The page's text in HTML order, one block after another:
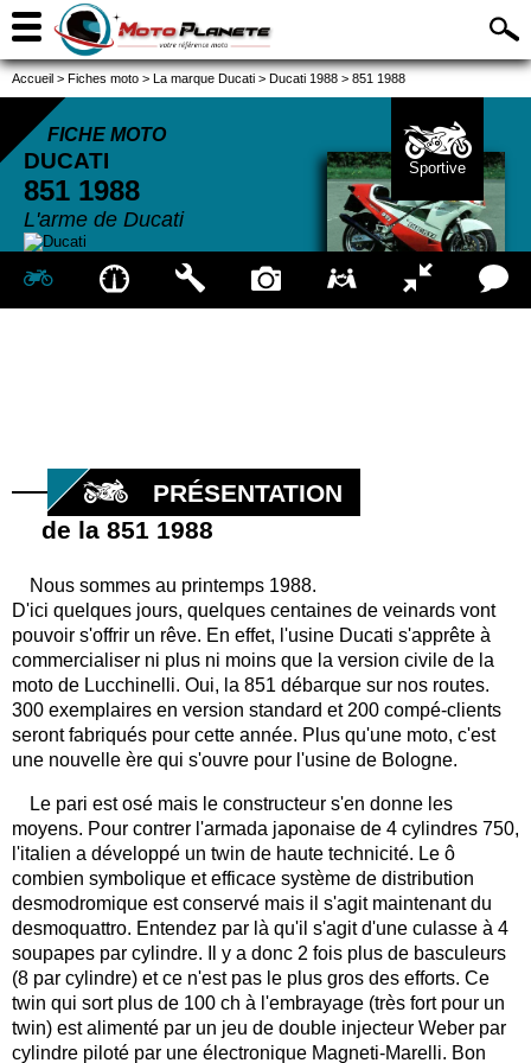
Accueil > Fiches moto > La marque Ducati > Ducati 1988 > 851 1988
FICHE MOTO
DUCATI
851 1988
L'arme de Ducati
Sportive
PRÉSENTATION
de la 851 1988
Nous sommes au printemps 1988.
D'ici quelques jours, quelques centaines de veinards vont
pouvoir s'offrir un rêve. En effet, l'usine Ducati s'apprête à
commercialiser ni plus ni moins que la version civile de la
moto de Lucchinelli. Oui, la 851 débarque sur nos routes.
300 exemplaires en version standard et 200 compé-clients
seront fabriqués pour cette année. Plus qu'une moto, c'est
une nouvelle ère qui s'ouvre pour l'usine de Bologne.
Le pari est osé mais le constructeur s'en donne les
moyens. Pour contrer l'armada japonaise de 4 cylindres 750,
l'italien a développé un twin de haute technicité. Le ô
combien symbolique et efficace système de distribution
desmodromique est conservé mais il s'agit maintenant du
desmoquattro. Entendez par là qu'il s'agit d'une culasse à 4
soupapes par cylindre. Il y a donc 2 fois plus de basculeurs
(8 par cylindre) et ce n'est pas le plus gros des efforts. Ce
twin qui sort plus de 100 ch à l'embrayage (très fort pour un
twin) est alimenté par un jeu de double injecteur Weber par
cylindre piloté par une électronique Magneti-Marelli. Bon